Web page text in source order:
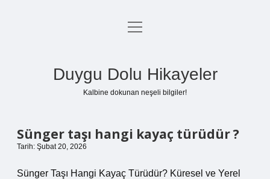
Anasayfa
menüyü
Duygu Dolu Hikayeler
Kalbine dokunan neşeli bilgiler!
Sünger taşı hangi kayaç türüdür ?
Tarih: Şubat 20, 2026
Sünger Taşı Hangi Kayaç Türüdür? Küresel ve Yerel